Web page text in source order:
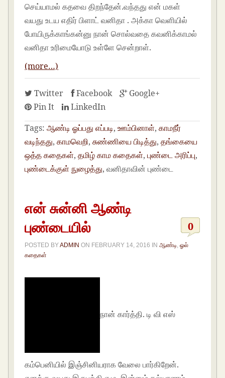
செய்யாமல் கதவை திறந்தேன்.வந்தது என் மகள்
வயது உடய எதிர் பிளாட் வனிதா . அக்கா வெளியில்
போயிருக்காங்கன்னு நான் சொல்வதை கவனிக்காமல்
வனிதா உரிமையோடு உள்ளே சென்றாள்.
(more…)
Twitter Facebook
Google+
Pin It
LinkedIn
Tags: ஆண்டி ஓப்பது எப்படி,ஊம்பினாள்,காமநீர்
வடிந்தது,காமவெறி,சுண்ணியை பிடித்து,தங்கையை
ஒத்த கதைகள்,தமிழ் காம கதைகள்,புண்டை அரிப்பு,
புண்டைக்குள் நுழைத்து, வனிதாவின் புண்டை
என் சுன்னி ஆண்டி
புண்டையில்
0
POSTED BYADMIN ON FEBRUARY 14, 2016 INஆண்டி ,ஓல்
கதைகள்
நான் கார்த்தி. டி வி எஸ்
கம்பெனியில் இஞ்சினியராக வேலை பார்கிறேன்.